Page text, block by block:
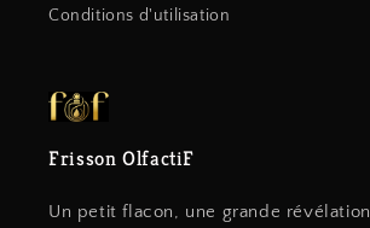
Conditions d'utilisation
Frisson OlfactiF
Un petit flacon, une grande révélation